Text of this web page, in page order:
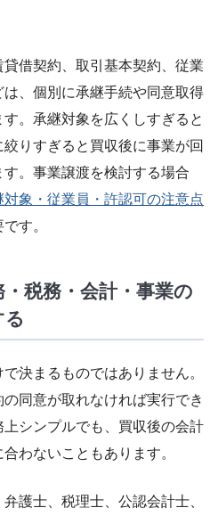
借契約、取引基本契約、従業
、個別に承継手続や同意取得
。承継対象を広くしすぎると
りすぎると買収後に事業が回
。事業譲渡を検討する場合
象・従業員・許認可の注意点
す。
税務・会計・事業の
決まるものではありません。
同意が取れなければ実行でき
シンプルでも、買収後の会計
わないこともあります。
護士、税理士、公認会計士、